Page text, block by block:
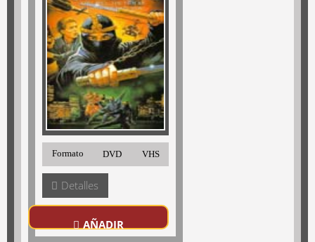
Formato DVD VHS
Detalles
AÑADIR